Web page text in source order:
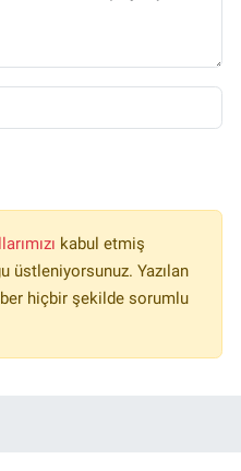
kabul etmiş
üstleniyorsunuz. Yazılan
hiçbir şekilde sorumlu